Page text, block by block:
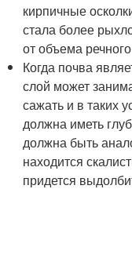
кирпичные
стала более
от объема
Когда почва
слой может
сажать и в таких
должна иметь
должна быть
находится
придется